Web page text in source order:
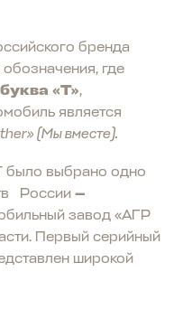
бренда
где
буква «T»,
является
(Мы вместе).
было выбрано одно
России—
завод «АГР
Первый серийный
широкой